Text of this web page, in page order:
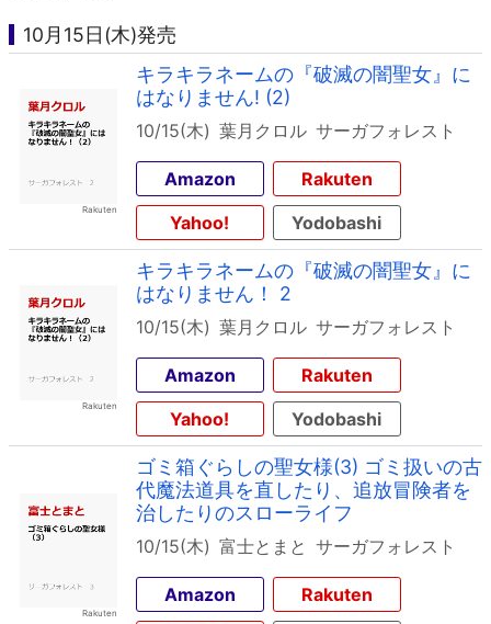
10月15日(木)発売
キラキラネームの『破滅の闇聖女』に
はなりません! (2)
10/15(木) 葉月クロル サーガフォレスト
Amazon
Rakuten
Yahoo!
Yodobashi
キラキラネームの『破滅の闇聖女』に
はなりません！ 2
10/15(木) 葉月クロル サーガフォレスト
Amazon
Rakuten
Yahoo!
Yodobashi
ゴミ箱ぐらしの聖女様(3) ゴミ扱いの古
代魔法道具を直したり、追放冒険者を
治したりのスローライフ
10/15(木) 富士とまと サーガフォレスト
Amazon
Rakuten